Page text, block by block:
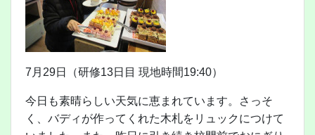
7月29日（研修13日目 現地時間19:40）
今日も素晴らしい天気に恵まれています。さっそ
く、バディが作ってくれた木札をリュックにつけて